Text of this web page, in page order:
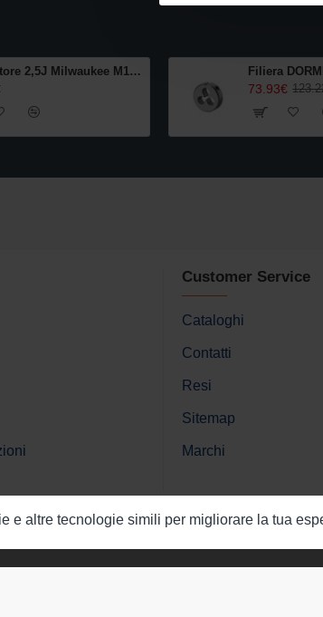
Tassellatore 2,5J Milwaukee M18 SDS-Plus con mandrino a cambio rapido FIXTEC Filiera
73.93€
Customer Service
Cataloghi
Contatti
Resi
Sitemap
Marchi
e altre tecnologie simili per migliorare la tua